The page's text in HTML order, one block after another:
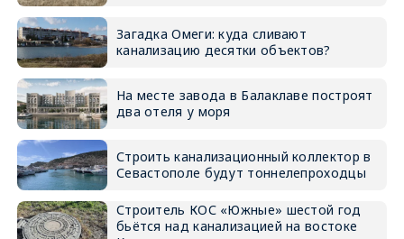
Загадка Омеги: куда сливают
канализацию десятки объектов?
На месте завода в Балаклаве построят
два отеля у моря
Строить канализационный коллектор в
Севастополе будут тоннелепроходцы
Строитель КОС «Южные» шестой год
бьётся над канализацией на востоке